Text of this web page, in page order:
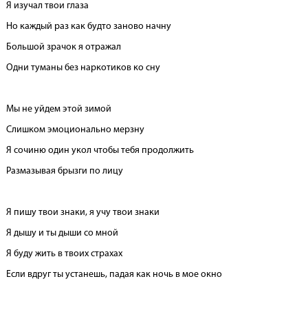
Я изучал твои глаза
Но каждый раз как будто заново начну
Большой зрачок я отражал
Одни туманы без наркотиков ко сну
Мы не уйдем этой зимой
Слишком эмоционально мерзну
Я сочиню один укол чтобы тебя продолжить
Размазывая брызги по лицу
Я пишу твои знаки, я учу твои знаки
Я дышу и ты дыши со мной
Я буду жить в твоих страхах
Если вдруг ты устанешь, падая как ночь в мое окно